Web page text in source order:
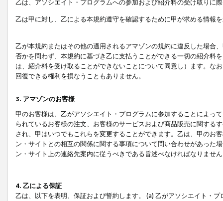
乙は、アソシエイト・プログラムへの参加および紹介料の受け取りに
乙は甲に対し、乙による本規約遵守を確認するために甲が求める情報
乙が本規約またはその他の適用されるアマゾンの規約に違反した場合
否かを問わず、本規約に基づき乙に支払うことができる一切の紹介料
は、紹介料を受け取ることができないことについて同意し）ます。な
回復できる権利を損なうこともありません。
3. アマゾンのお客様
甲のお客様は、乙がアソシエイト・プログラムに参加することによっ
られているお客様の注文、お客様のサービスおよび商品販売に関する
され、甲はいつでもこれらを変更することができます。乙は、甲のお
ン・サイトとの相互の関係に関する事項について問い合わせがあった
ン・サイト上の連絡先案内に従うべきである旨述べなければなりませ
4. 乙による保証
乙は、以下を表明、保証および誓約します。 (a) 乙がアソシエイト・